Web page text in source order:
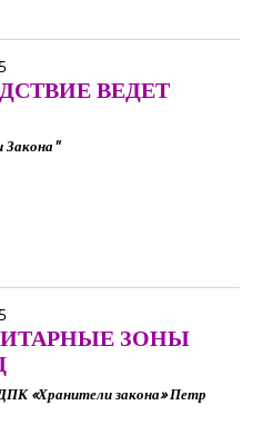
ВЕДЕТ
Закона"
ЗОНЫ
«Хранители закона» Петр